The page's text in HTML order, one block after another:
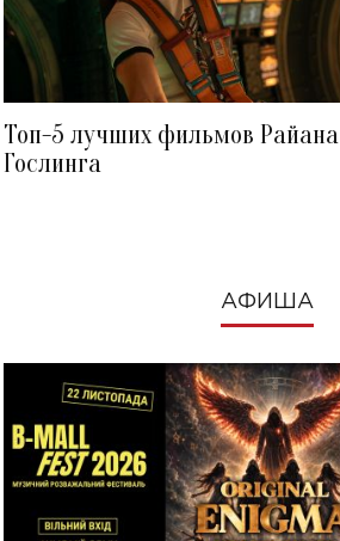
Топ-5 лучших фильмов Райана
Гослинга
АФИША